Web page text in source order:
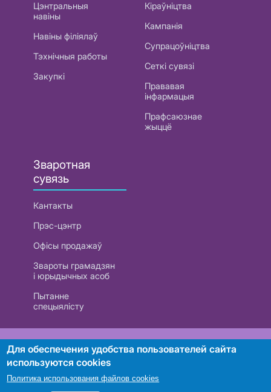
Цэнтральныя
навіны
Навіны філіялаў
Тэхнічныя работы
Закупкі
Кіраўніцтва
Кампанія
Супрацоўніцтва
Сеткі сувязі
Прававая
інфармацыя
Прафсаюзнае
жыццё
Зваротная
сувязь
Кантакты
Прэс-цэнтр
Офісы продажаў
Звароты грамадзян
і юрыдычных асоб
Пытанне
спецыялісту
РУП «Белтэлекам». УНП 101007741
Для обеспечения удобства пользователей сайта
используются cookies
Политика использования файлов cookies